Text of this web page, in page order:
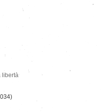
libertà